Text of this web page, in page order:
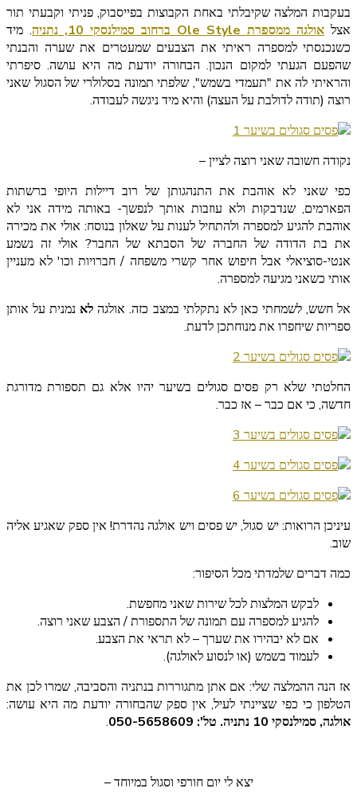
בעקבות המלצה שקיבלתי באחת הקבוצות בפייסבוק, פניתי וקבעתי תור
אצל אולגה ממספרת Ole Style ברחוב סמילנסקי 10, נתניה
. מיד
כשנכנסתי למספרה ראיתי את הצבעים שמעטרים את שערה והבנתי
שהפעם הגעתי למקום הנכון. הבחורה יודעת מה היא עושה. סיפרתי
והראיתי לה את "תעמדי בשמש", שלפתי תמונה בסלולרי של הסגול שאני
רוצה (תודה לדולבת על העצה) והיא מיד ניגשה לעבודה.
נקודה חשובה שאני רוצה לציין –
כפי שאני לא אוהבת את התנהגותן של רוב דיילות היופי ברשתות
הפארמים, שנדבקות ולא עוזבות אותך לנפשך- באותה מידה אני לא
אוהבת להגיע למספרה ולהתחיל לענות על שאלון בנוסח: אולי את מכירה
את בת הדודה של החברה של הסבתא של החבר? אולי זה נשמע
אנטי-סוציאלי אבל חיפוש אחר קשרי משפחה / חברויות וכו' לא מעניין
אותי כשאני מגיעה למספרה.
אל חשש, לשמחתי כאן לא נתקלתי במצב כזה. אולגה לאנמנית על אותן
ספריות שיחפרו את מנוחתכן לדעת.
החלטתי שלא רק פסים סגולים בשיער יהיו אלא גם תספורת מדורגת
חדשה, כי אם כבר – אז כבר.
עיניכן הרואות: יש סגול, יש פסים ויש אולגה נהדרת! אין ספק שאגיע אליה
שוב.
כמה דברים שלמדתי מכל הסיפור:
לבקש המלצות לכל שירות שאני מחפשת.
להגיע למספרה עם תמונה של התספורת / הצבע שאני רוצה.
אם לא יבהירו את שערך – לא תראי את הצבע.
לעמוד בשמש (או לנסוע לאולגה).
אז הנה ההמלצה שלי: אם אתן מתגוררות בנתניה והסביבה, שמרו לכן את
הטלפון כי כפי שציינתי לעיל, אין ספק שהבחורה יודעת מה היא עושה:
אולגה, סמילנסקי 10 נתניה. טל': 050-5658609
.
יצא לי יום חורפי וסגול במיוחד –